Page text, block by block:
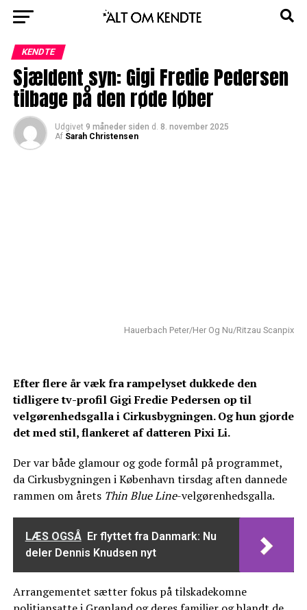
KENDTE
Sjældent syn: Gigi Fredie Pedersen
tilbage på den røde løber
Udgivet 9 måneder siden d. 8. november 2025
Af Sarah Christensen
Hauerbach Peter/Her Og Nu/Ritzau Scanpix
Efter flere år væk fra rampelyset dukkede den
tidligere tv-profil Gigi Fredie Pedersen op til
velgørenhedsgalla i Cirkusbygningen. Og hun gjorde
det med stil, flankeret af datteren Pixi Li.
Der var både glamour og gode formål på programmet,
da Cirkusbygningen i København tirsdag aften dannede
rammen om årets Thin Blue Line-velgørenhedsgalla.
LÆS OGSÅ Er flyttet fra Danmark: Nu
deler Dennis Knudsen nyt
Arrangementet sætter fokus på tilskadekomne